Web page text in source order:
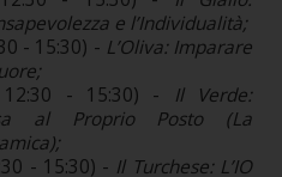
e l’Individualità;
- 15:30) - L’Oliva: Imparare
- 15:30) -
Il Verde:
al Proprio Posto (La
- 15:30) - Il Turchese: L’IO